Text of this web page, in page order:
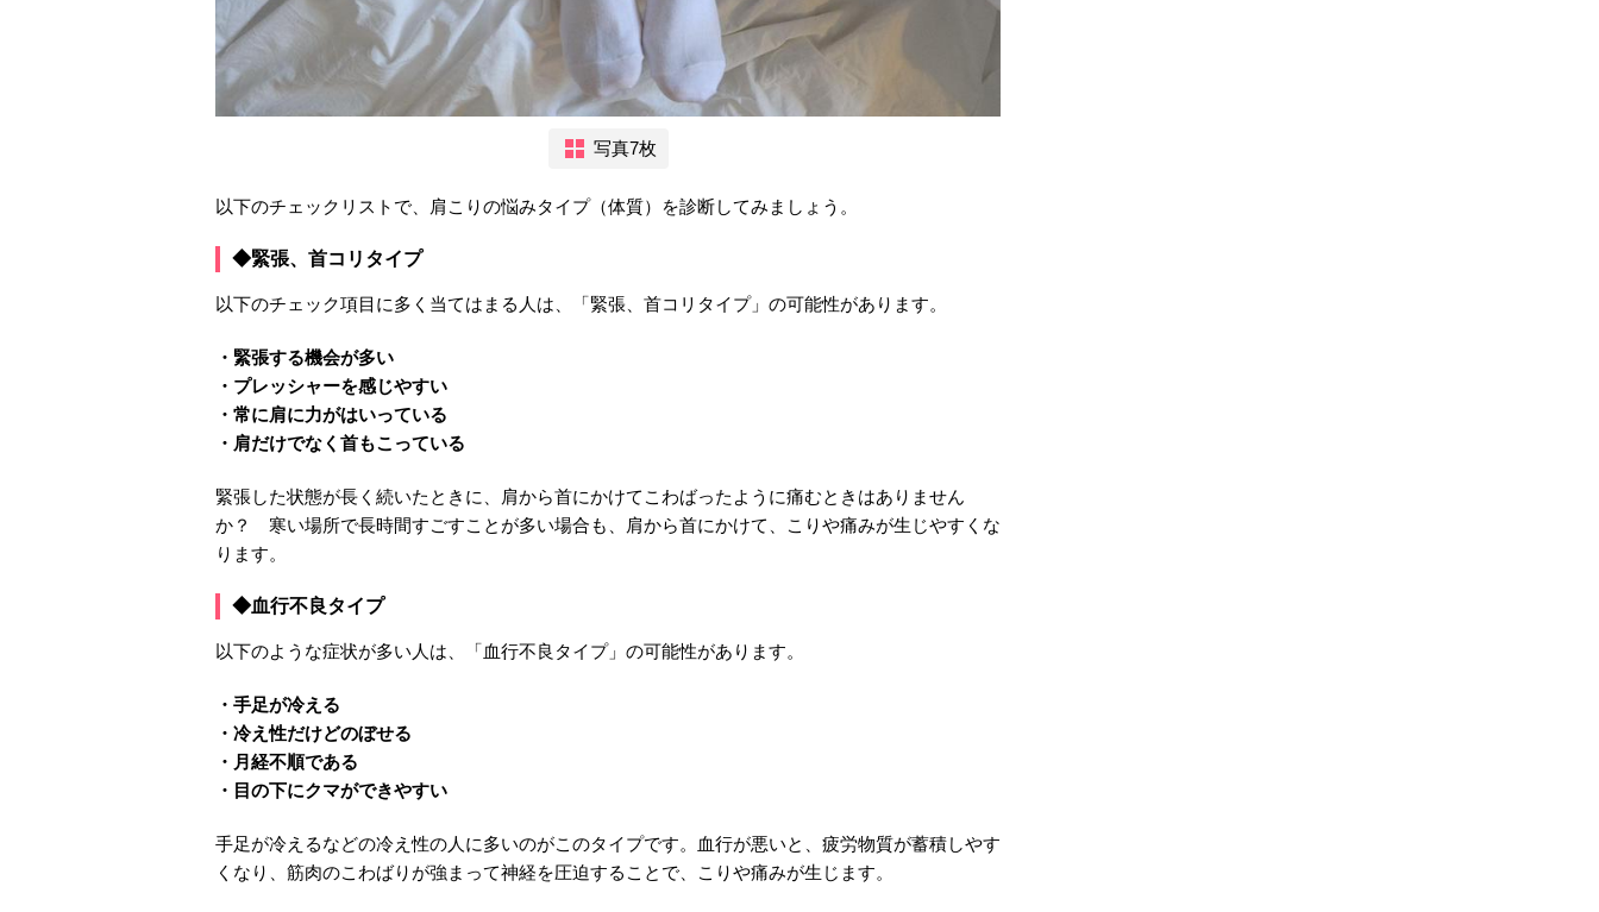
写真7枚
以下のチェックリストで、肩こりの悩みタイプ（体質）を診断してみましょう。
◆緊張、首コリタイプ
以下のチェック項目に多く当てはまる人は、「緊張、首コリタイプ」の可能性があります。
・緊張する機会が多い
・プレッシャーを感じやすい
・常に肩に力がはいっている
・肩だけでなく首もこっている
緊張した状態が長く続いたときに、肩から首にかけてこわばったように痛むときはありません
か？ 寒い場所で長時間すごすことが多い場合も、肩から首にかけて、こりや痛みが生じやすくな
ります。
◆血行不良タイプ
以下のような症状が多い人は、「血行不良タイプ」の可能性があります。
・手足が冷える
・冷え性だけどのぼせる
・月経不順である
・目の下にクマができやすい
手足が冷えるなどの冷え性の人に多いのがこのタイプです。血行が悪いと、疲労物質が蓄積しやす
くなり、筋肉のこわばりが強まって神経を圧迫することで、こりや痛みが生じます。